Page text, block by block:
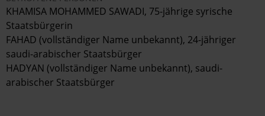
KHAMISA MOHAMMED SAWADI, 75-jährige syrische
Staatsbürgerin
FAHAD (vollständiger Name unbekannt), 24-jähriger
saudi-arabischer Staatsbürger
HADYAN (vollständiger Name unbekannt), saudi-
arabischer Staatsbürger